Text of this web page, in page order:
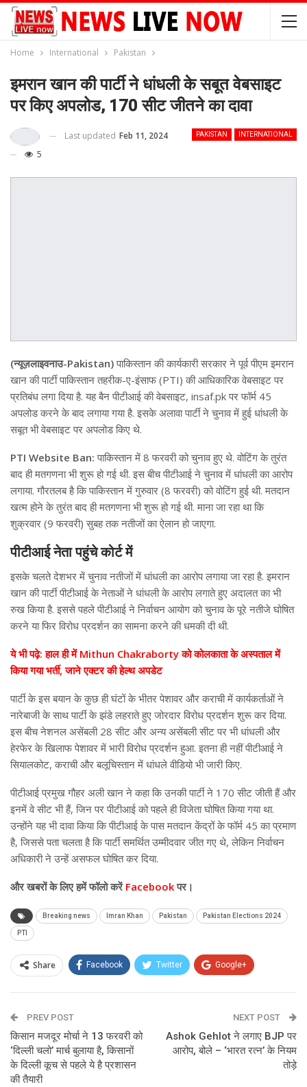
Home International Pakistan
इमरान खान की पार्टी ने धांधली के सबूत वेबसाइट
पर किए अपलोड, 170 सीट जीतने का दावा
PAKISTAN INTERNATIONAL
Last updated Feb 11, 2024
5
(न्यूज़लाइवनाउ-Pakistan)पाकिस्तान की कार्यकारी सरकार ने पूर्व पीएम इमरान
खान की पार्टी पाकिस्तान तहरीक-ए-इंसाफ (PTI) की आधिकारिक वेबसाइट पर
प्रतिबंध लगा दिया है. यह बैन पीटीआई की वेबसाइट, insaf.pk पर फॉर्म 45
अपलोड करने के बाद लगाया गया है. इसके अलावा पार्टी ने चुनाव में हुई धांधली के
सबूत भी वेबसाइट पर अपलोड किए थे.
PTI Website Ban:पाकिस्तान में 8 फरवरी को चुनाव हुए थे. वोटिंग के तुरंत
बाद ही मतगणना भी शुरू हो गई थी. इस बीच पीटीआई ने चुनाव में धांधली का आरोप
लगाया. गौरतलब है कि पाकिस्तान में गुरुवार (8 फरवरी) को वोटिंग हुई थी. मतदान
खत्म होने के तुरंत बाद ही मतगणना भी शुरू हो गई थी. माना जा रहा था कि
शुक्रवार (9 फरवरी) सुबह तक नतीजों का ऐलान हो जाएगा.
पीटीआई नेता पहुंचे कोर्ट में
इसके चलते देशभर में चुनाव नतीजों में धांधली का आरोप लगाया जा रहा है. इमरान
खान की पार्टी पीटीआई के नेताओं ने धांधली के आरोप लगाते हुए अदालत का भी
रुख किया है. इससे पहले पीटीआई ने निर्वाचन आयोग को चुनाव के पूरे नतीजे घोषित
करने या फिर विरोध प्रदर्शन का सामना करने की धमकी दी थी.
ये भी पढ़े: हाल ही में Mithun Chakraborty को कोलकाता के अस्पताल में
किया गया भर्ती, जाने एक्टर की हेल्थ अपडेट
पार्टी के इस बयान के कुछ ही घंटों के भीतर पेशावर और कराची में कार्यकर्ताओं ने
नारेबाजी के साथ पार्टी के झंडे लहराते हुए जोरदार विरोध प्रदर्शन शुरू कर दिया.
इस बीच नेशनल असेंबली 28 सीट और अन्य असेंबली सीट पर भी धांधली और
हेरफेर के खिलाफ पेशावर में भारी विरोध प्रदर्शन हुआ. इतना ही नहीं पीटीआई ने
सियालकोट, कराची और बलूचिस्तान में धांधले वीडियो भी जारी किए.
पीटीआई प्रमुख गौहर अली खान ने कहा कि उनकी पार्टी ने 170 सीट जीती हैं और
इनमें वे सीट भी हैं, जिन पर पीटीआई को पहले ही विजेता घोषित किया गया था.
उन्होंने यह भी दावा किया कि पीटीआई के पास मतदान केंद्रों के फॉर्म 45 का प्रमाण
है, जिससे पता चलता है कि पार्टी समर्थित उम्मीदवार जीत गए थे, लेकिन निर्वाचन
अधिकारी ने उन्हें असफल घोषित कर दिया.
औरखबरों के लिए हमें फॉलो करेंFacebookपर।
Breaking news Imran Khan Pakistan Pakistan Elections 2024
PTI
Share Facebook Twitter Google+
Email
PREV POST
किसान मजदूर मोर्चा ने 13 फरवरी को
‘दिल्ली चलो’ मार्च बुलाया है, किसानों
के दिल्ली कूच से पहले ये है प्रशासन
की तैयारी
NEXT POST
Ashok Gehlot ने लगाए BJP पर
आरोप, बोले – ‘भारत रत्न’ के नियम
तोड़े